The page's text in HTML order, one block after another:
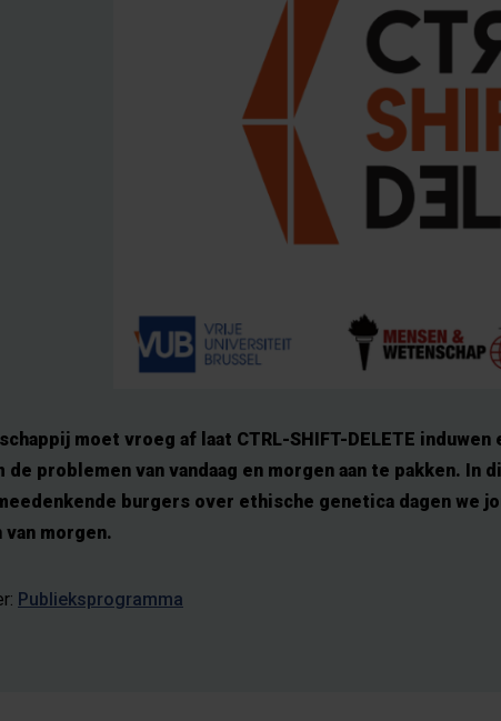
moet vroeg af laat CTRL-SHIFT-DELETE induwen
de problemen van vandaag en morgen aan te pakken.
burgers over ethische genetica dagen we
morgen.
Publieksprogramma